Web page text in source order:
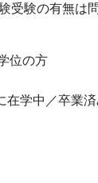
験の有無は問
位の方
在学中／卒業